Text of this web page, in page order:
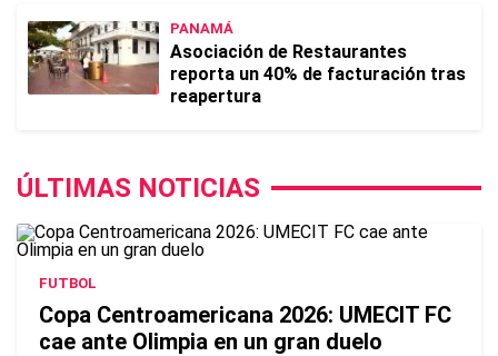
PANAMÁ
Asociación de Restaurantes
reporta un 40% de facturación tras
reapertura
ÚLTIMAS NOTICIAS
FUTBOL
Copa Centroamericana 2026: UMECIT FC
cae ante Olimpia en un gran duelo